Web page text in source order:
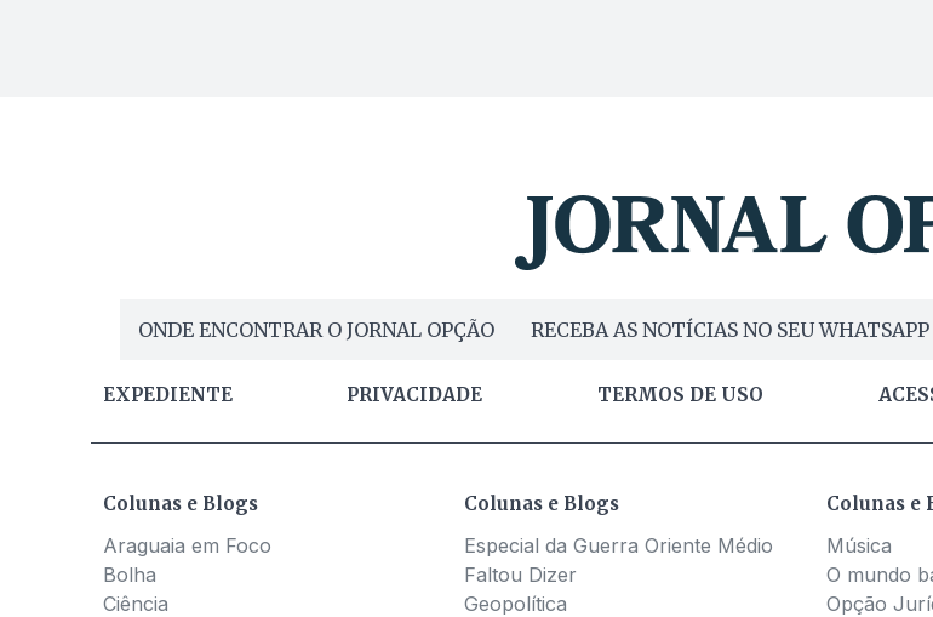
ONDE ENCONTRAR O JORNAL OPÇÃO RECEBA AS NOTÍCIAS NO SEU WHATSAPP
EXPEDIENTE PRIVACIDADE TERMOS DE USO
Colunas e Blogs
Araguaia em Foco
Bolha
Ciência
Colunas e Blogs
Especial da Guerra Oriente Médio
Faltou Dizer
Geopolítica
Colunas e
Música
O mundo
Opção